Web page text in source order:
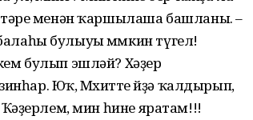
менән ҡаршылаша башланы. –
булыуы мөмкин түгел!
булып эшләй? Хәҙер
Юҡ, Мөхитте өйҙә ҡалдырып,
мин һине яратам!!!